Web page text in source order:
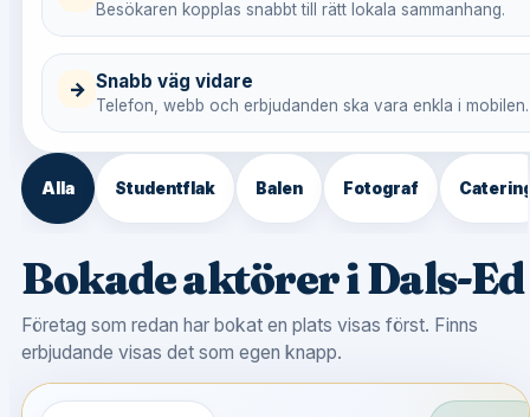
Besökaren kopplas snabbt till rätt lokala sammanhang.
→ Snabb väg vidare
Telefon, webb och erbjudanden ska vara enkla i mobilen.
Alla Studentflak Balen Fotograf
Bokade aktörer i Dals-Ed
Företag som redan har bokat en plats visas först. Finns
erbjudande visas det som egen knapp.